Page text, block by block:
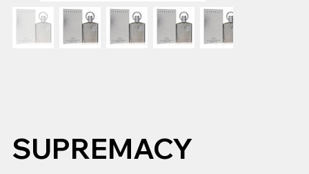
SUPREMACY